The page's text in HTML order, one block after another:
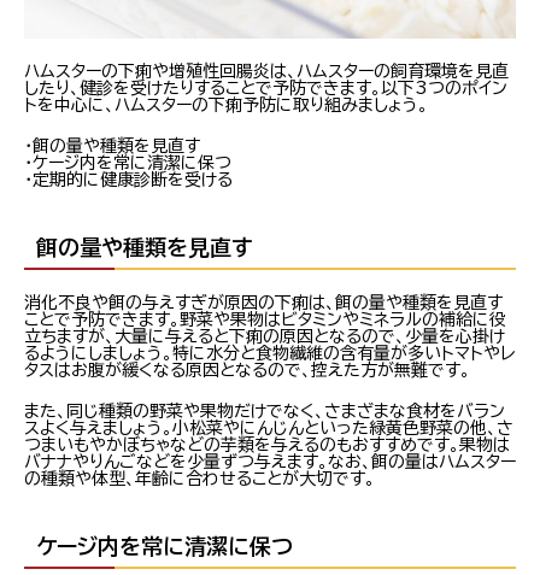
ハムスターの下痢や増殖性回腸炎は、ハムスターの飼育環境を見直
したり、健診を受けたりすることで予防できます。以下3つのポイン
トを中心に、ハムスターの下痢予防に取り組みましょう。
・餌の量や種類を見直す
・ケージ内を常に清潔に保つ
・定期的に健康診断を受ける
餌の量や種類を見直す
消化不良や餌の与えすぎが原因の下痢は、餌の量や種類を見直す
ことで予防できます。野菜や果物はビタミンやミネラルの補給に役
立ちますが、大量に与えると下痢の原因となるので、少量を心掛け
るようにしましょう。特に水分と食物繊維の含有量が多いトマトやレ
タスはお腹が緩くなる原因となるので、控えた方が無難です。
また、同じ種類の野菜や果物だけでなく、さまざまな食材をバラン
スよく与えましょう。小松菜やにんじんといった緑黄色野菜の他、さ
つまいもやかぼちゃなどの芋類を与えるのもおすすめです。果物は
バナナやりんごなどを少量ずつ与えます。なお、餌の量はハムスター
の種類や体型、年齢に合わせることが大切です。
ケージ内を常に清潔に保つ